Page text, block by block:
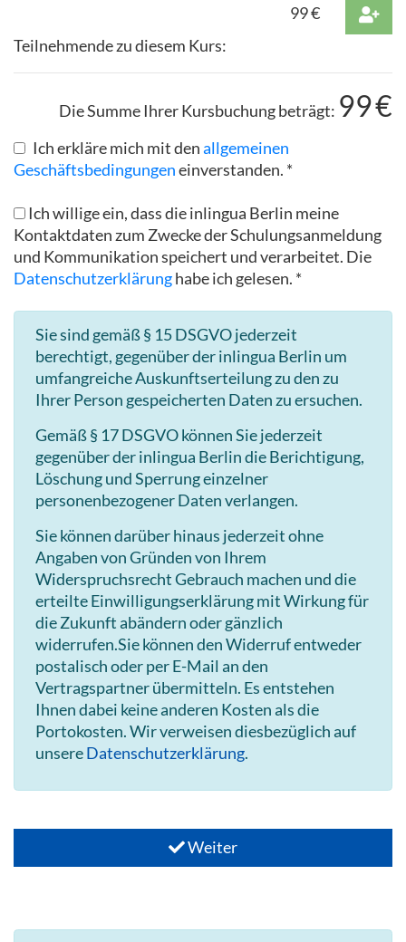
99€
Teilnehmende zu diesem Kurs:
Die Summe Ihrer Kursbuchung beträgt: 99€
Ich erkläre mich mit denallgemeinen
Geschäftsbedingungeneinverstanden. *
Ich willige ein, dass die inlingua Berlin meine
Kontaktdaten zum Zwecke der Schulungsanmeldung
und Kommunikation speichert und verarbeitet. Die
Datenschutzerklärunghabe ich gelesen. *
Sie sind gemäß § 15 DSGVO jederzeit
berechtigt, gegenüber der inlingua Berlin um
umfangreiche Auskunftserteilung zu den zu
Ihrer Person gespeicherten Daten zu ersuchen.
Gemäß § 17 DSGVO können Sie jederzeit
gegenüber der inlingua Berlin die Berichtigung,
Löschung und Sperrung einzelner
personenbezogener Daten verlangen.
Sie können darüber hinaus jederzeit ohne
Angaben von Gründen von Ihrem
Widerspruchsrecht Gebrauch machen und die
erteilte Einwilligungserklärung mit Wirkung für
die Zukunft abändern oder gänzlich
widerrufen.Sie können den Widerruf entweder
postalisch oder per E-Mail an den
Vertragspartner übermitteln. Es entstehen
Ihnen dabei keine anderen Kosten als die
Portokosten. Wir verweisen diesbezüglich auf
unsereDatenschutzerklärung.
Weiter